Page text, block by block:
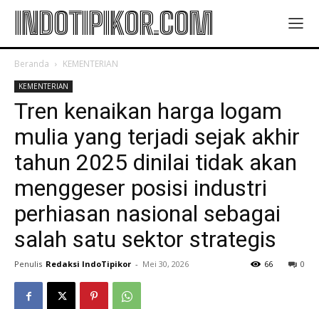
INDOTIPIKOR.COM
Beranda KEMENTERIAN
KEMENTERIAN
Tren kenaikan harga logam
mulia yang terjadi sejak akhir
tahun 2025 dinilai tidak akan
menggeser posisi industri
perhiasan nasional sebagai
salah satu sektor strategis
Penulis Redaksi IndoTipikor - Mei 30, 2026 0
66